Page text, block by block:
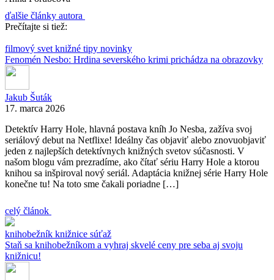
ďalšie články autora
Prečítajte si tiež:
filmový svet knižné tipy novinky
Fenomén Nesbo: Hrdina severského krimi prichádza na obrazovky
Jakub Šuták
17. marca 2026
Detektív Harry Hole, hlavná postava kníh Jo Nesba, zažíva svoj
seriálový debut na Netflixe! Ideálny čas objaviť alebo znovuobjaviť
jeden z najlepších detektívnych knižných svetov súčasnosti. V
našom blogu vám prezradíme, ako čítať sériu Harry Hole a ktorou
knihou sa inšpiroval nový seriál. Adaptácia knižnej série Harry Hole
konečne tu! Na toto sme čakali poriadne […]
celý článok
knihobežník knižnice súťaž
Staň sa knihobežníkom a vyhraj skvelé ceny pre seba aj svoju
knižnicu!